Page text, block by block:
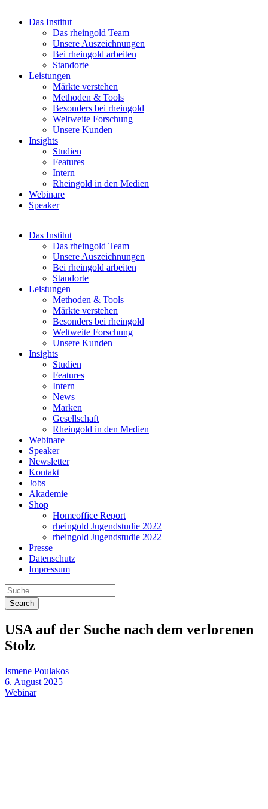
Das Institut
Das rheingold Team
Unsere Auszeichnungen
Bei rheingold arbeiten
Standorte
Leistungen
Märkte verstehen
Methoden & Tools
Besonders bei rheingold
Weltweite Forschung
Unsere Kunden
Insights
Studien
Features
Intern
Rheingold in den Medien
Webinare
Speaker
Das Institut
Das rheingold Team
Unsere Auszeichnungen
Bei rheingold arbeiten
Standorte
Leistungen
Methoden & Tools
Märkte verstehen
Besonders bei rheingold
Weltweite Forschung
Unsere Kunden
Insights
Studien
Features
Intern
News
Marken
Gesellschaft
Rheingold in den Medien
Webinare
Speaker
Newsletter
Kontakt
Jobs
Akademie
Shop
Homeoffice Report
rheingold Jugendstudie 2022
rheingold Jugendstudie 2022
Presse
Datenschutz
Impressum
USA auf der Suche nach dem verlorenen
Stolz
Ismene Poulakos
6. August 2025
Webinar